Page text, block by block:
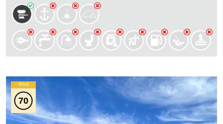
Wind
70